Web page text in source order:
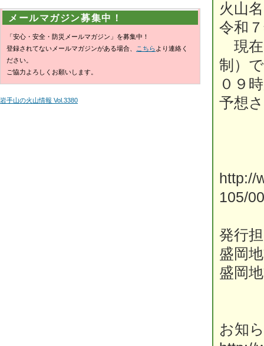
火山
令和
現在
制）
０９
予想
http://
105/
発行
盛岡
盛岡
お知
メールマガジン募集中！
「安心・安全・防災メールマガジン」を募集中！
登録されてないメールマガジンがある場合、
こちら より連絡く
ださい。
ご協力よろしくお願いします。
岩手山の火山情報 Vol.3380